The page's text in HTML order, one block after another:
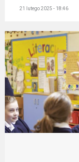
21 lutego 2025 - 18:46